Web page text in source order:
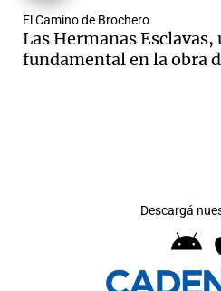
El Camino de Brochero
Las Hermanas Esclavas,
fundamental en la obra
Descargá